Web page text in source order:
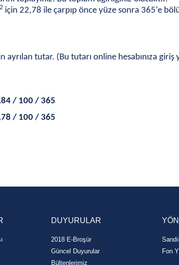
2 için 22,78 ile çarpıp önce yüze sonra 365’e
tutar. (Bu tutarı online hesabınıza giriş
/ 100 / 365
/ 100 / 365
DUYURULAR
2018 E-Broşür
Güncel Duyurular
Bültenlerimiz
Fon